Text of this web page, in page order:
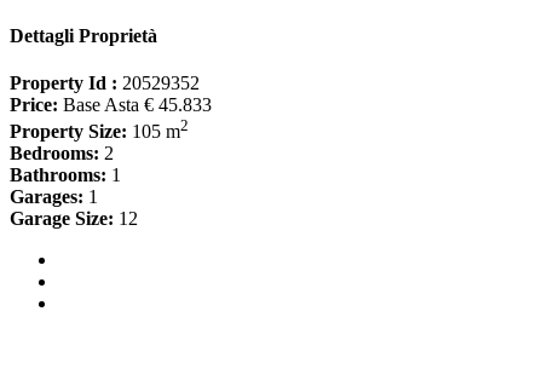
Dettagli Proprietà
Property Id : 20529352
Price: Base Asta € 45.833
Property Size: 105 m2
Bedrooms: 2
Bathrooms: 1
Garages: 1
Garage Size: 12